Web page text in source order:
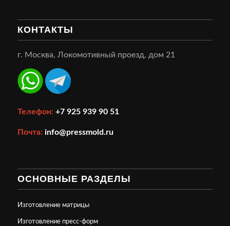
КОНТАКТЫ
г. Москва, Локомотивный проезд, дом 21
Телефон: +7 925 939 90 51
Почта: info@pressmold.ru
ОСНОВНЫЕ РАЗДЕЛЫ
Изготовление матрицы
Изготовление пресс-форм